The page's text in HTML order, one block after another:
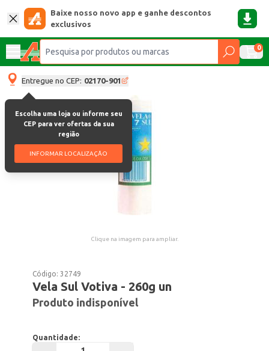
Baixe nosso novo app e ganhe descontos
exclusivos
0
Entregue no CEP: 02170-901
Escolha uma loja ou informe seu
CEP para ver ofertas da sua
região
INFORMAR LOCALIZAÇÃO
Clique na imagem para ampliar.
Código:32749
Vela Sul Votiva - 260g un
Produto indisponível
Quantidade: